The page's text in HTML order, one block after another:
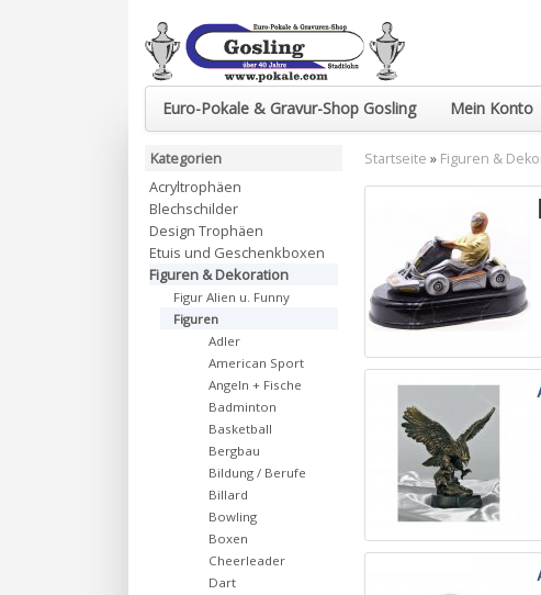
Euro-Pokale & Gravur-Shop Gosling Mein Konto
Startseite » Figuren &
Kategorien
Acryltrophäen
Blechschilder
Design Trophäen
Etuis und Geschenkboxen
Figuren & Dekoration
Figur Alien u. Funny
Figuren
Adler
American Sport
Angeln + Fische
Badminton
Basketball
Bergbau
Bildung / Berufe
Billard
Bowling
Boxen
Cheerleader
Dart